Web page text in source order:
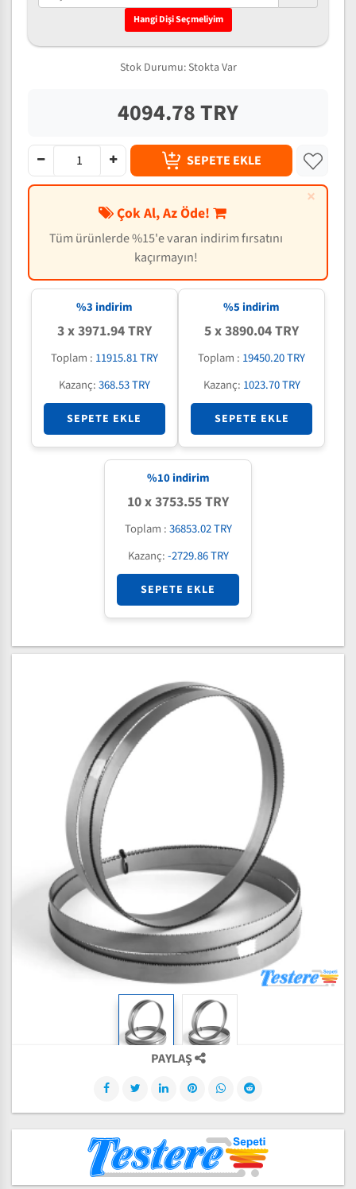
Hangi Dişi Seçmeliyim
Stok Durumu: Stokta Var
4094.78 TRY
SEPETE EKLE
×
Çok Al, Az Öde!
Tüm ürünlerde %15'e varan indirim fırsatını
kaçırmayın!
%3 indirim
3 x 3971.94 TRY
Toplam : 11915.81 TRY
Kazanç:368.53 TRY
SEPETE EKLE
%5 indirim
5 x 3890.04 TRY
Toplam : 19450.20 TRY
Kazanç: 1023.70 TRY
SEPETE EKLE
%10indirim
10 x 3753.55 TRY
Toplam :36853.02 TRY
Kazanç:-2729.86 TRY
SEPETE EKLE
PAYLAŞ